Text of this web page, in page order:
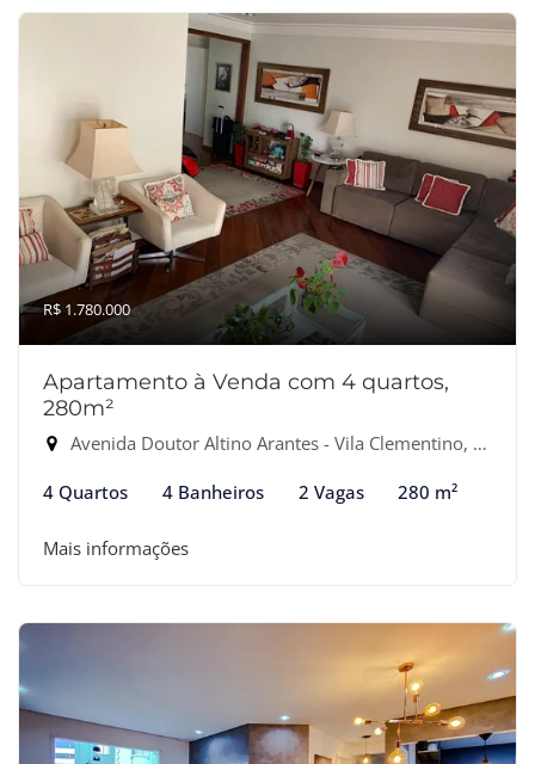
R$ 1.780.000
Apartamento à Venda com 4 quartos,
280m²
Avenida Doutor Altino Arantes - Vila Clementino, São Paulo-SP
4 Quartos 4 Banheiros 2 Vagas 280 m²
Mais informações